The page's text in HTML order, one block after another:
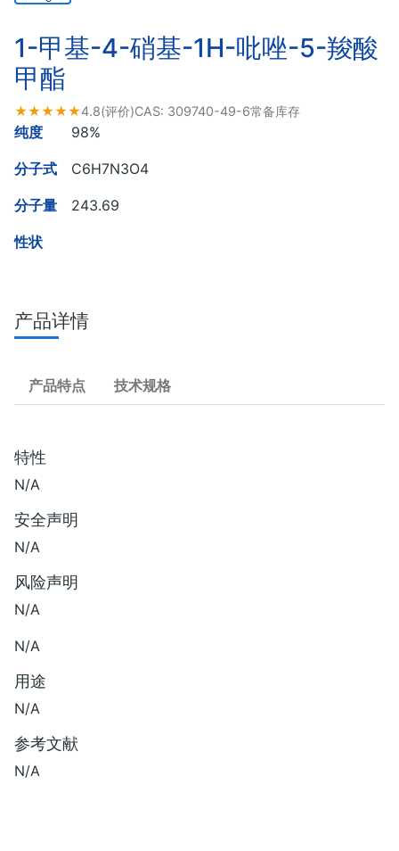
1-甲基-4-硝基-1H-吡唑-5-羧酸
甲酯
★★★★★4.8(评价)CAS: 309740-49-6常备库存
纯度 98%
分子式 C6H7N3O4
分子量 243.69
性状
产品详情
产品特点 技术规格
特性
N/A
安全声明
N/A
风险声明
N/A
N/A
用途
N/A
参考文献
N/A